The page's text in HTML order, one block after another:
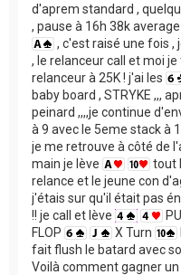
d'aprem standard ,
, pause à 16h 38k
, c'est raisé une fois
, le relanceur call et moi
relanceur à 25K ! j'ai les
baby board , STRYKE ,,,
peinard ,,,,je continue
à 9 avec le 5eme stack à
je me retrouve à côté de
main je lève
tout
relance et le jeune con
j'étais sur qu'il était pas
!! je call et lève
FLOP
X Turn
fait flush le batard avec
Voilà comment gagner un